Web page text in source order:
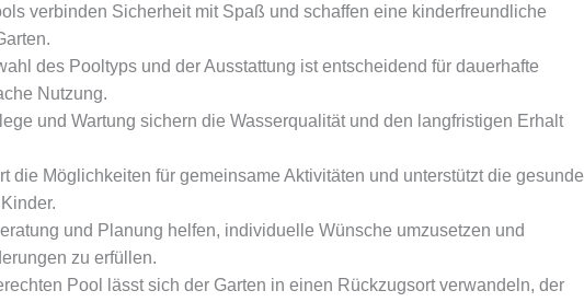
verbinden Sicherheit mit Spaß und schaffen eine kinderfreundliche
des Pooltyps und der Ausstattung ist entscheidend für dauerhafte
Nutzung.
und Wartung sichern die Wasserqualität und den langfristigen Erhalt
die Möglichkeiten für gemeinsame Aktivitäten und unterstützt die gesunde
und Planung helfen, individuelle Wünsche umzusetzen und
zu erfüllen.
Pool lässt sich der Garten in einen Rückzugsort verwandeln, der